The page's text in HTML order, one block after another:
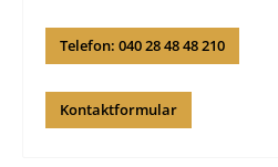
Telefon: 040 28 48 48 210
Kontaktformular